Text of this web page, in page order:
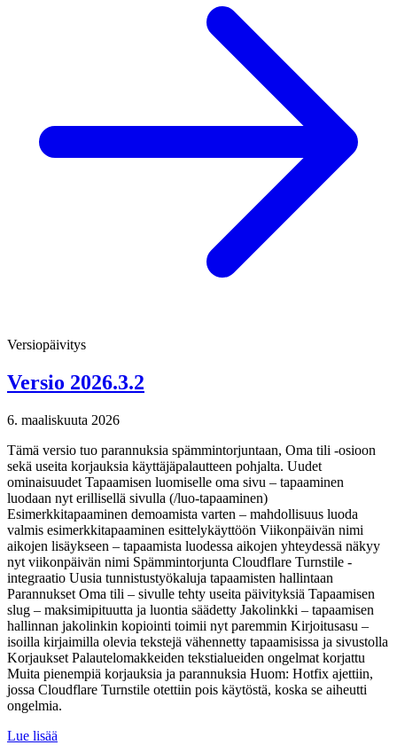
Versiopäivitys
Versio 2026.3.2
6. maaliskuuta 2026
Tämä versio tuo parannuksia spämmintorjuntaan, Oma tili -osioon
sekä useita korjauksia käyttäjäpalautteen pohjalta. Uudet
ominaisuudet Tapaamisen luomiselle oma sivu – tapaaminen
luodaan nyt erillisellä sivulla (/luo-tapaaminen)
Esimerkkitapaaminen demoamista varten – mahdollisuus luoda
valmis esimerkkitapaaminen esittelykäyttöön Viikonpäivän nimi
aikojen lisäykseen – tapaamista luodessa aikojen yhteydessä näkyy
nyt viikonpäivän nimi Spämmintorjunta Cloudflare Turnstile -
integraatio Uusia tunnistustyökaluja tapaamisten hallintaan
Parannukset Oma tili – sivulle tehty useita päivityksiä Tapaamisen
slug – maksimipituutta ja luontia säädetty Jakolinkki – tapaamisen
hallinnan jakolinkin kopiointi toimii nyt paremmin Kirjoitusasu –
isoilla kirjaimilla olevia tekstejä vähennetty tapaamisissa ja sivustolla
Korjaukset Palautelomakkeiden tekstialueiden ongelmat korjattu
Muita pienempiä korjauksia ja parannuksia Huom: Hotfix ajettiin,
jossa Cloudflare Turnstile otettiin pois käytöstä, koska se aiheutti
ongelmia.
Lue lisää